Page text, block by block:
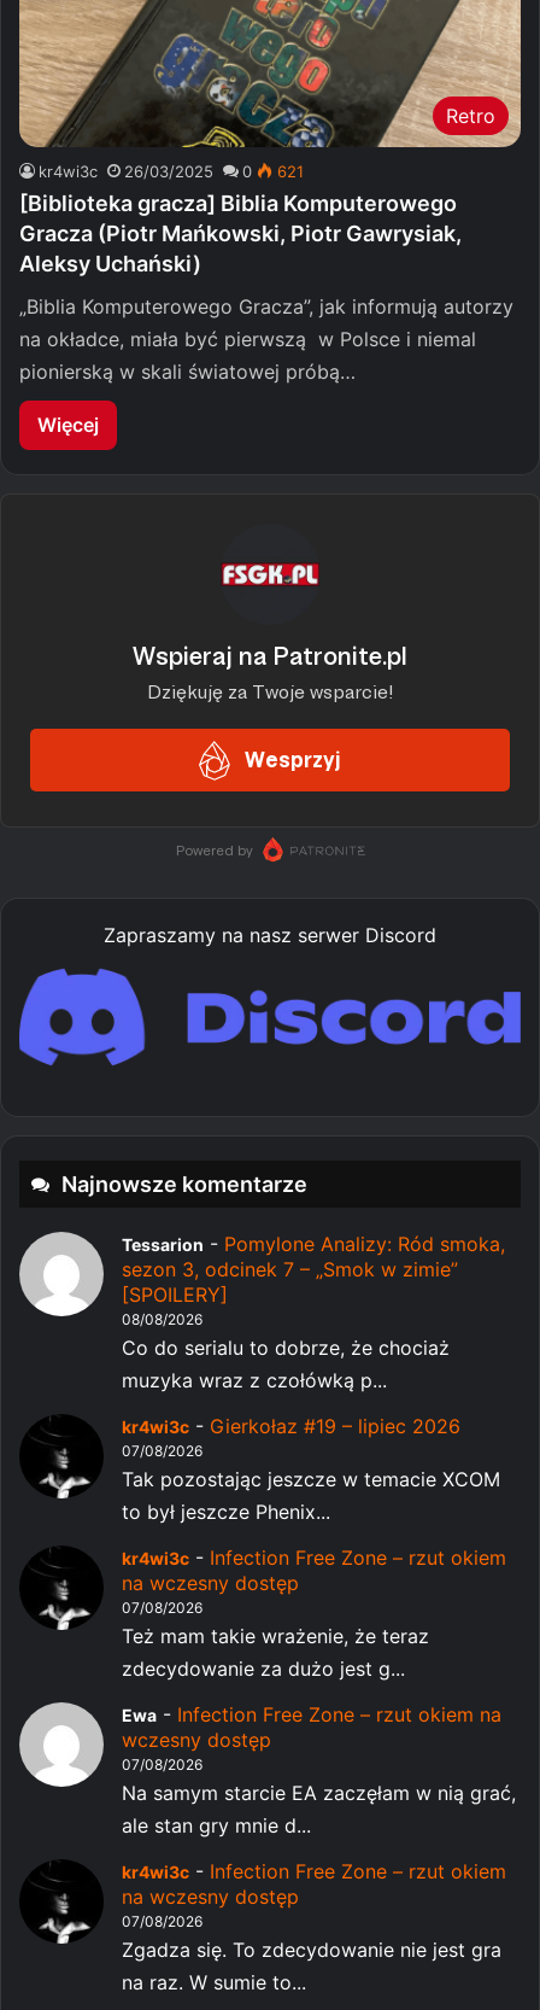
Retro
kr4wi3c 26/03/2025 0 621
[Biblioteka gracza] Biblia Komputerowego
Gracza (Piotr Mańkowski, Piotr Gawrysiak,
Aleksy Uchański)
„Biblia Komputerowego Gracza”, jak informują autorzy
na okładce, miała być pierwszą w Polsce i niemal
pionierską w skali światowej próbą…
Więcej
Zapraszamy na nasz serwer Discord
Najnowsze komentarze
Tessarion - Pomylone Analizy: Ród smoka,
sezon 3, odcinek 7 – „Smok w zimie”
[SPOILERY]
08/08/2026
Co do serialu to dobrze, że chociaż
muzyka wraz z czołówką p...
kr4wi3c - Gierkołaz #19 – lipiec 2026
07/08/2026
Tak pozostając jeszcze w temacie XCOM
to był jeszcze Phenix...
kr4wi3c - Infection Free Zone – rzut okiem
na wczesny dostęp
07/08/2026
Też mam takie wrażenie, że teraz
zdecydowanie za dużo jest g...
Ewa - Infection Free Zone – rzut okiem na
wczesny dostęp
07/08/2026
Na samym starcie EA zaczęłam w nią grać,
ale stan gry mnie d...
kr4wi3c - Infection Free Zone – rzut okiem
na wczesny dostęp
07/08/2026
Zgadza się. To zdecydowanie nie jest gra
na raz. W sumie to...